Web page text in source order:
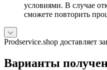
условиями. В случае
сможете повторить
Prodservice.shop доставляет
Варианты